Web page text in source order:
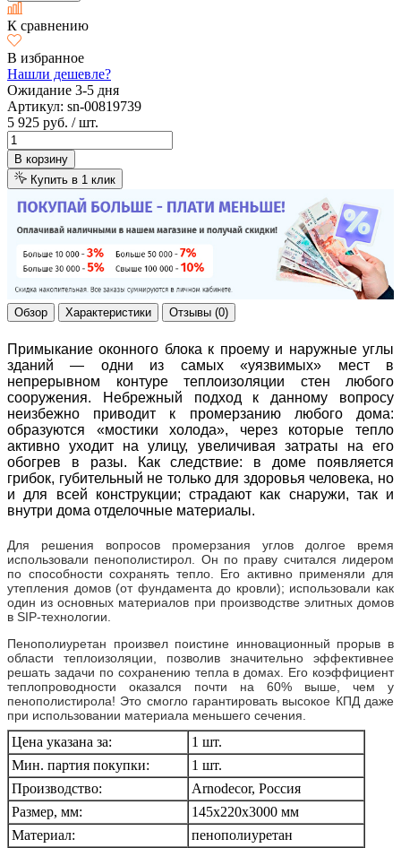
К сравнению
В избранное
Нашли дешевле?
Ожидание 3-5 дня
Артикул: sn-00819739
5 925 руб. / шт.
В корзину
Купить в 1 клик
Обзор Характеристики Отзывы (0)
Примыкание оконного блока к проему и наружные углы
зданий — одни из самых «уязвимых» мест в
непрерывном контуре теплоизоляции стен любого
сооружения. Небрежный подход к данному вопросу
неизбежно приводит к промерзанию любого дома:
образуются «мостики холода», через которые тепло
активно уходит на улицу, увеличивая затраты на его
обогрев в разы. Как следствие: в доме появляется
грибок, губительный не только для здоровья человека, но
и для всей конструкции; страдают как снаружи, так и
внутри дома отделочные материалы.
Для решения вопросов промерзания углов долгое время
использовали пенополистирол. Он по праву считался лидером
по способности сохранять тепло. Его активно применяли для
утепления домов (от фундамента до кровли); использовали как
один из основных материалов при производстве элитных домов
в SIP-технологии.
Пенополиуретан произвел поистине инновационный прорыв в
области теплоизоляции, позволив значительно эффективнее
решать задачи по сохранению тепла в домах. Его коэффициент
теплопроводности оказался почти на 60% выше, чем у
пенополистирола! Это смогло гарантировать высокое КПД даже
при использовании материала меньшего сечения.
Цена указана за:
1 шт.
Мин. партия покупки:
1 шт.
Производство:
Arnodecor, Россия
Размер, мм:
145х220х3000 мм
Материал:
пенополиуретан